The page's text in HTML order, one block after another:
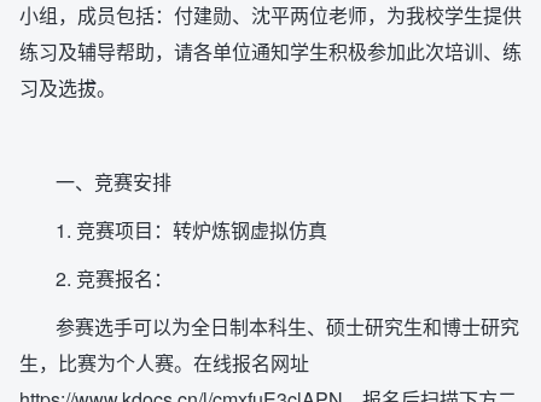
小组，成员包括：付建勋、沈平两位老师，为我校学生提供
练习及辅导帮助，请各单位通知学生积极参加此次培训、练
习及选拔。
一、竞赛安排
1. 竞赛项目：转炉炼钢虚拟仿真
2. 竞赛报名：
参赛选手可以为全日制本科生、硕士研究生和博士研究
生，比赛为个人赛。在线报名网址